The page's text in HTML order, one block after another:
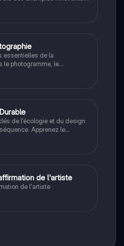
œuvres inspirées par la
fabrication durables et des
essentielles de la
le photogramme, le
du pixel. Ce résumé
de blockchain et de
de l'écologie et du design
Apprenez le
à la préservation de
énergétique, et les
et développer une
dynamiques de création en
de l'artiste
de l'artiste